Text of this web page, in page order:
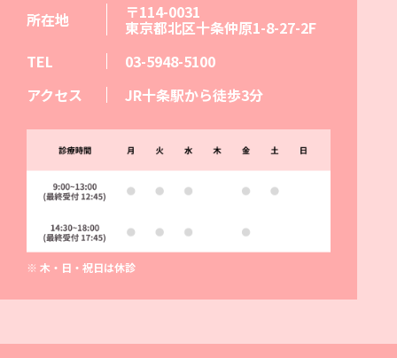
所在地 〒114-0031
東京都北区十条仲原1-8-27-2F
TEL
03-5948-5100
アクセス
JR十条駅から徒歩3分
※ 木・日・祝日は休診